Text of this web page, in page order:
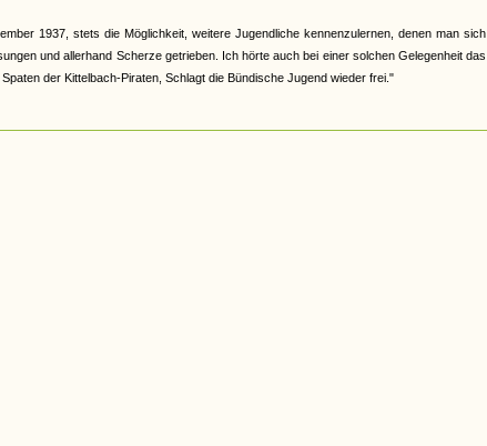
1937, stets die Möglichkeit, weitere Jugendliche kennenzulernen, denen man sich
und allerhand Scherze getrieben. Ich hörte auch bei einer solchen Gelegenheit das
der Kittelbach-Piraten, Schlagt die Bündische Jugend wieder frei."